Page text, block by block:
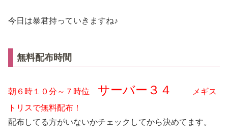
今日は暴君持っていきますね♪
無料配布時間
朝６時１０分～７時位 サーバー３４
メギス
トリスで無料配布！
配布してる方がいないかチェックしてから決めてます。